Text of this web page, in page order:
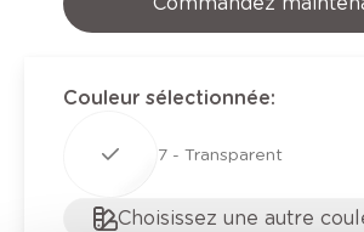
Couleur sélectionnée:
7 - Transparent
Choisissez une autre